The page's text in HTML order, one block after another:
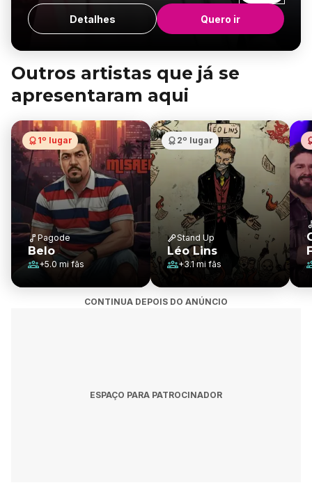
Goiabeiras
Detalhes Quero ir
Outros artistas que já se
apresentaram aqui
1º lugar
Pagode
Belo
+5.0 mifãs
2º lugar
Stand Up
Léo Lins
+3.1 mi fãs
CONTINUA DEPOIS DO ANÚNCIO
ESPAÇO PARA PATROCINADOR